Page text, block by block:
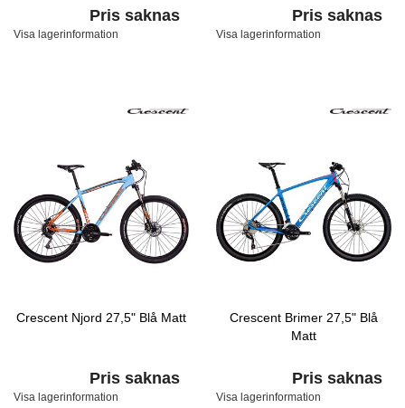
Pris saknas
Visa lagerinformation
Pris saknas
Visa lagerinformation
Crescent Njord 27,5" Blå Matt
Pris saknas
Visa lagerinformation
Crescent Brimer 27,5" Blå
Matt
Pris saknas
Visa lagerinformation